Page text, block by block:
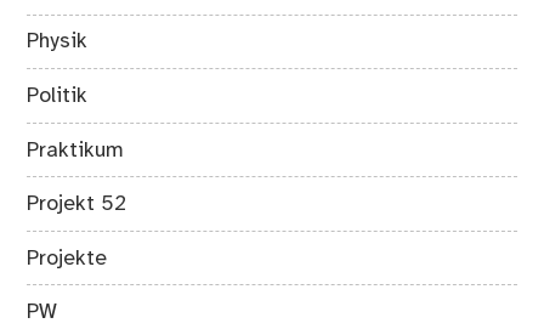
Physik
Politik
Praktikum
Projekt 52
Projekte
PW